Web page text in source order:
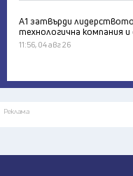
А1 затвърди
технологична компания
11:56, 04 авг 26
Реклама